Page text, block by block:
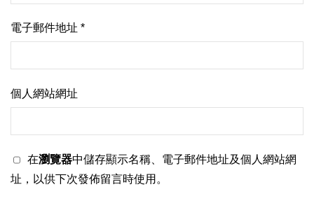
電子郵件地址 *
個人網站網址
在瀏覽器中儲存顯示名稱、電子郵件地址及個人網站網
址，以供下次發佈留言時使用。